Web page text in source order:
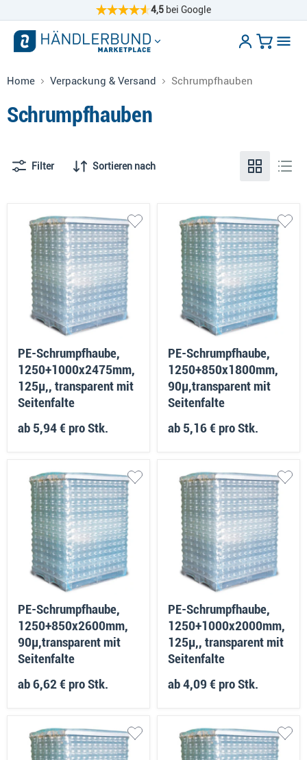
4,5 bei Google
Home Verpackung & Versand Schrumpfhauben
Schrumpfhauben
Filter Sortieren nach
PE-Schrumpfhaube,
1250+1000x2475mm,
125µ,, transparent mit
Seitenfalte
ab 5,94 € pro Stk.
PE-Schrumpfhaube,
1250+850x1800mm,
90µ,transparent mit
Seitenfalte
ab 5,16 € pro Stk.
PE-Schrumpfhaube,
1250+850x2600mm,
90µ,transparent mit
Seitenfalte
ab6,62 € pro Stk.
PE-Schrumpfhaube,
1250+1000x2000mm,
125µ,, transparent mit
Seitenfalte
ab4,09 € pro Stk.